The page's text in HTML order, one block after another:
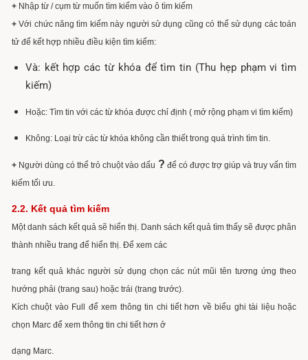
+Nhập từ / cụm từ muốn tìm kiếm vào ô tìm kiếm
+Với chức năng tìm kiếm này người sử dụng cũng có thể sử dụng các toán
tử để kết hợp nhiều điều kiện tìm kiếm:
Và: kết hợp các từ khóa để tìm tin (Thu hẹp phạm vi tìm
kiếm)
Hoặc: Tìm tin với các từ khóa được chỉ định ( mở rộng phạm vi tìm kiếm)
Không: Loại trừ các từ khóa không cần thiết trong quá trình tìm tin.
+Người dùng có thể trỏ chuột vào dấu ? để có được trợ giúp và truy vấn tìm
kiếm tối ưu.
2.2. Kết quả tìm kiếm
Một danh sách kết quả sẽ hiển thị. Danh sách kết quả tìm thấy sẽ được phân
thành nhiều trang để hiển thị. Để xem các
trang kết quả khác người sử dụng chọn các nút mũi tên tương ứng theo
hướng phải (trang sau) hoặc trái (trang trước).
Kích chuột vào Full để xem thông tin chi tiết hơn về biểu ghi tài liệu hoặc
chọn Marc để xem thông tin chi tiết hơn ở
dạng Marc.